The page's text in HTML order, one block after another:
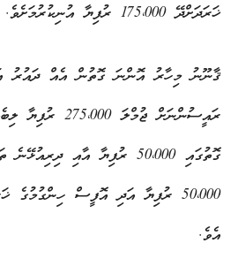
ޚަރަދަށްދޭ 175،000 ރުފިޔާ އުނިކުރުމަށެވެ.
ޤާނޫނު މިހާރު އޮންނަ ގޮތުން އެއް ދައުރު
ރައީސުންނަށް ޖުމްލަ
ގޮތުގައި 50،000 ރުފިޔާ އާއި
އެވެ.